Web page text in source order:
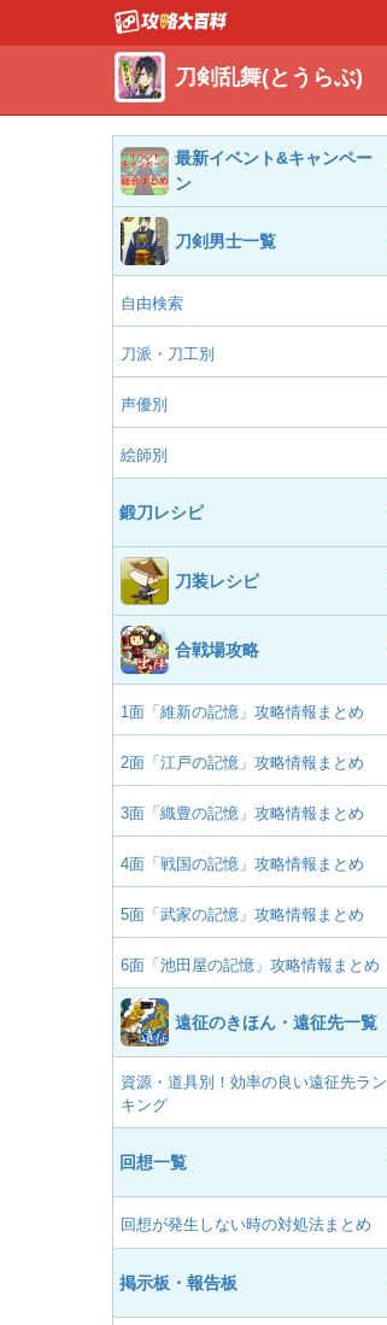
刀剣乱舞(とうらぶ)
最新イベント&キャンペー
ン
刀剣男士一覧
自由検索
刀派・刀工別
声優別
絵師別
鍛刀レシピ
刀装レシピ
合戦場攻略
1面「維新の記憶」攻略情報まとめ
2面「江戸の記憶」攻略情報まとめ
3面「織豊の記憶」攻略情報まとめ
4面「戦国の記憶」攻略情報まとめ
5面「武家の記憶」攻略情報まとめ
6面「池田屋の記憶」攻略情報まとめ
遠征のきほん・遠征先一覧
資源・道具別！効率の良い遠征先ラン
キング
回想一覧
回想が発生しない時の対処法まとめ
掲示板・報告板